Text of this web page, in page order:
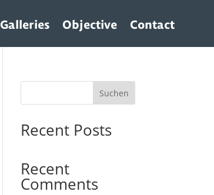
Galleries Objective Contact
Suchen
Recent Posts
Recent
Comments